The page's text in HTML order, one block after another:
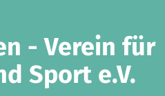
- Verein für
Sport e.V.